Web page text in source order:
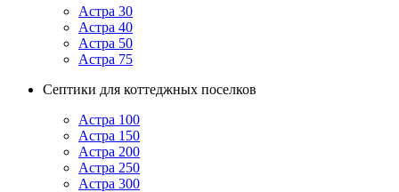
Астра 30
Астра 40
Астра 50
Астра 75
Септики для коттеджных поселков
Астра 100
Астра 150
Астра 200
Астра 250
Астра 300